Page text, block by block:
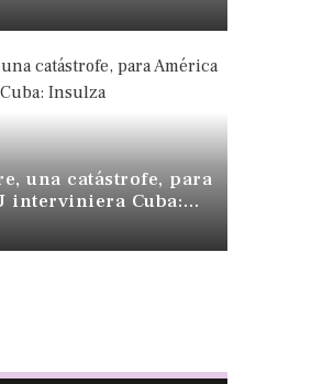
una catástrofe, para
interviniera Cuba: